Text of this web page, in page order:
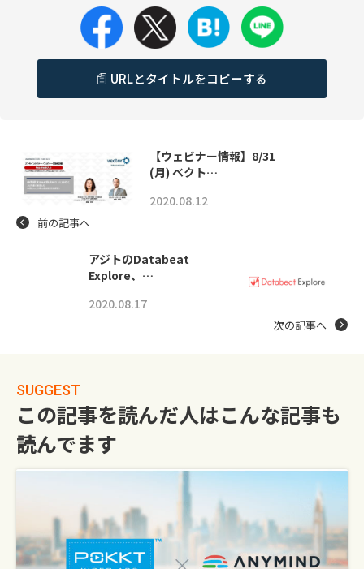
URLとタイトルをコピーする
【ウェビナー情報】8/31
(月) ベクト…
2020.08.12
前の記事へ
アジトのDatabeat
Explore、…
2020.08.17
次の記事へ
SUGGEST
この記事を読んだ人はこんな記事も
読んでます